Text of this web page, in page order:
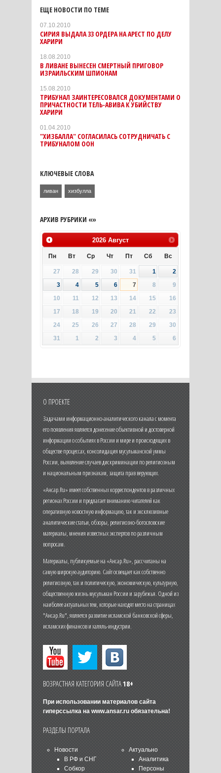
ЕЩЕ НОВОСТИ ПО ТЕМЕ
07.10.2010
СИРИЯ ВЫДАЛА 33 ОРДЕРА НА АРЕСТ ПО ДЕЛУ
ХАРИРИ
18.08.2010
В ЛИВАНЕ ВЫНЕСЕН СМЕРТНЫЙ ПРИГОВОР
ИЗРАИЛЬСКИМ ШПИОНАМ
15.08.2010
ТРИБУНАЛ ЗАИНТЕРЕСОВАЛСЯ ДОКУМЕНТАМИ О
ПРИЧАСТНОСТИ ТЕЛЬ-АВИВА К УБИЙСТВУ
ХАРИРИ
01.04.2010
"ХИЗБАЛЛА" СОГЛАСИЛАСЬ СОТРУДНИЧАТЬ С
ТРИБУНАЛОМ ООН
КЛЮЧЕВЫЕ СЛОВА
ливан хизбулла
АРХИВ РУБРИКИ «»
2026 Август
Пн Вт Ср Чт Пт Сб Вс
27 28 29 30 31 1
2
3
4 5 6 7 8
9
10
11 12 13 14 15
16
17
18 19 20 21 22
23
24
25 26 27 28 29
30
31
1 2 3 4 5 6
О ПРОЕКТЕ
Задачами информационно-аналитического канала с момента
его появления является донесение объективной и достоверной
информации о событиях в России и мире и происходящих в
обществе процессах, консолидация мусульманской уммы
России, выявление случаев дискриминации по религиозным
и национальным признакам, защита прав верующих.
«Ансар.Ru» имеет собственных корреспондентов в различных
регионах России и предлагает вниманию читателей как
оперативную новостную информацию, так и эксклюзивные
аналитические статьи, обзоры, религиозно-богословские
материалы, мнения известных экспертов по различным
вопросам.
Материалы, публикуемые на «Ансар.Ru», рассчитаны на
самую широкую аудиторию. Сайт освещает как собственно
религиозную, так и политическую, экономическую, культурную,
общественную жизнь мусульман России и зарубежья. Одной из
наиболее актуальных тем, которые находят место на страницах
"Ансар.Ru", является развитие исламской банковской сферы,
исламских финансов и халяль-индустрии.
ВОЗРАСТНАЯ КАТЕГОРИЯ САЙТА18+
При использовании материалов сайта
гиперссылка на www.ansar.ruобязательна!
РАЗДЕЛЫ ПОРТАЛА
Новости
В РФ и СНГ
Собкор
Актуально
Аналитика
Персоны